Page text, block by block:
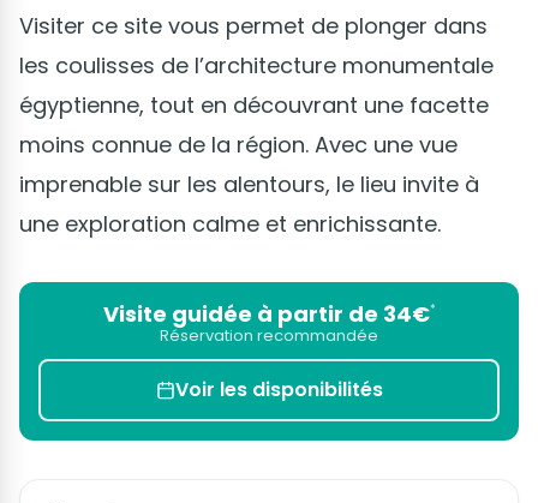
Visiter ce site vous permet de plonger dans
les coulisses de l’architecture monumentale
égyptienne, tout en découvrant une facette
moins connue de la région. Avec une vue
imprenable sur les alentours, le lieu invite à
une exploration calme et enrichissante.
Visite guidée à partir de 34€*
Réservation recommandée
Voir les disponibilités